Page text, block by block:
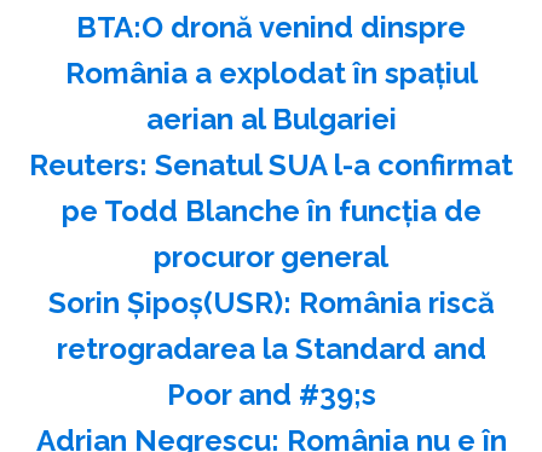
BTA:O dronă venind dinspre
România a explodat în spaţiul
aerian al Bulgariei
Reuters: Senatul SUA l-a confirmat
pe Todd Blanche în funcţia de
procuror general
Sorin Şipoş(USR): România riscă
retrogradarea la Standard and
Poor and #39;s
Adrian Negrescu: România nu e în